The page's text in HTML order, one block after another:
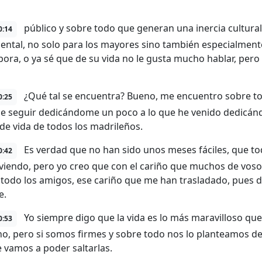
público y sobre todo que generan una inercia
no solo para los mayores sino también
o ya sé que de su vida no le gusta mucho hablar,
¿Qué tal se encuentra? Bueno, me encuentro sobre
seguir dedicándome un poco a lo que he venido
vida de todos los madrileños.
Es verdad que no han sido unos meses fáciles, que
pero yo creo que con el cariño que muchos de
los amigos, ese cariño que me han trasladado, pues
Yo siempre digo que la vida es lo más maravilloso
pero si somos firmes y sobre todo nos lo planteamos
vamos a poder saltarlas.